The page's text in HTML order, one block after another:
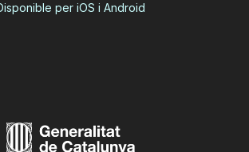
per iOS i Android